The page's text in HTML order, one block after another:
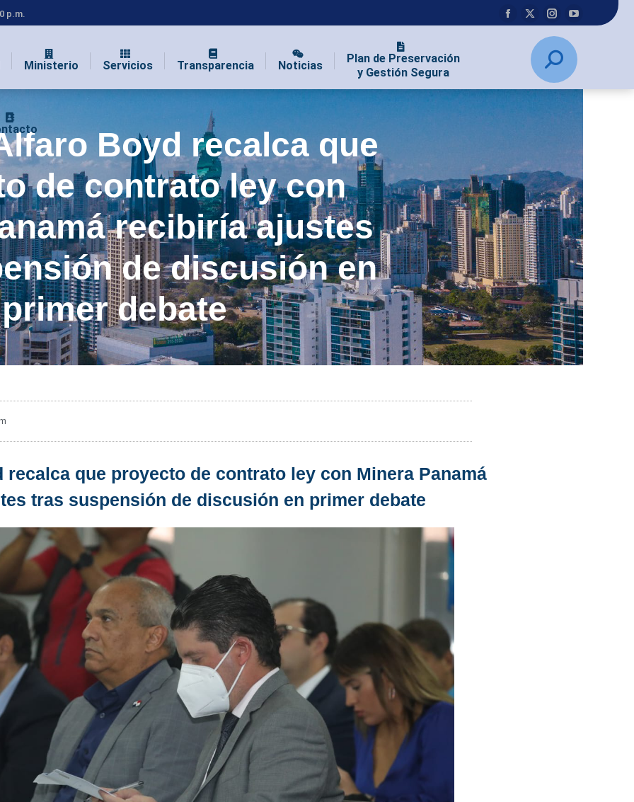
p.m.
Ministerio Servicios Transparencia Noticias
Plan de Preservación
y Gestión Segura
Boyd recalca que
de contrato ley con
recibiría ajustes
de discusión en
primer debate
que proyecto de contrato ley con Minera Panamá
tras suspensión de discusión en primer debate